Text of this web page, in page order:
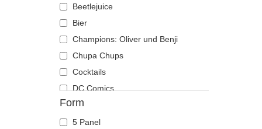
Krokodil
Kuh
Küken
Labrador retriever
Languste
Libelle
Löwe
Löwin
Casual Classic
E Frame
Open Back
Runner
The 90s
The Ball
The Retro
The Snap
Beetlejuice
Bier
Champions: Oliver und Benji
Chupa Chups
Cocktails
DC Comics
Der Herr der Ringe
Die Schlümpfe
Form
5 Panel